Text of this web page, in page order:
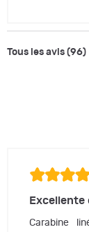
Tous les avis (96)
Excellente
Carabine